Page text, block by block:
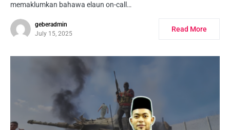
memaklumkan bahawa elaun on-call…
geberadmin
July 15, 2025
Read More